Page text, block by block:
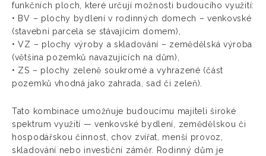
funkčních ploch, které určují možnosti budoucího využití:
• BV – plochy bydlení v rodinných domech – venkovské
(stavební parcela se stávajícím domem),
• VZ – plochy výroby a skladování – zemědělská výroba
(většina pozemků navazujících na dům),
• ZS – plochy zeleně soukromé a vyhrazené (část
pozemků vhodná jako zahrada, sad či zeleň).
Tato kombinace umožňuje budoucímu majiteli široké
spektrum využití — venkovské bydlení, zemědělskou či
hospodářskou činnost, chov zvířat, menší provoz,
skladování nebo investiční záměr. Rodinný dům je